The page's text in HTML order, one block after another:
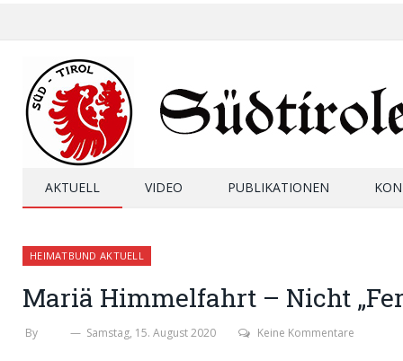
AKTUELL VIDEO PUBLIKATIONEN
HEIMATBUND AKTUELL
Mariä Himmelfahrt – Nicht
By Samstag, 15. August 2020 Keine Kommentare